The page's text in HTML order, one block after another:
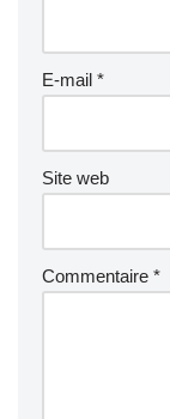
E-mail *
Site web
Commentaire *